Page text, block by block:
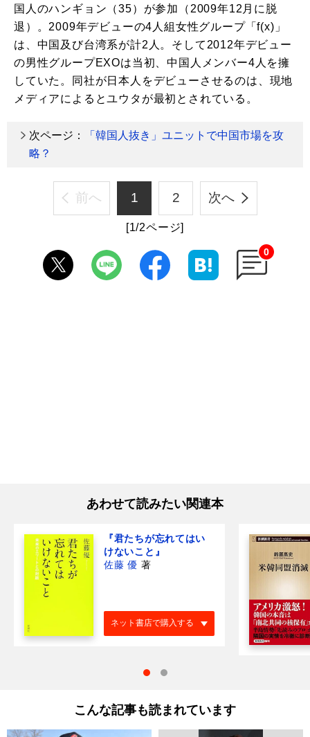
国人のハンギョン（35）が参加（2009年12月に脱
退）。2009年デビューの4人組女性グループ「f(x)」
は、中国及び台湾系が計2人。そして2012年デビュー
の男性グループEXOは当初、中国人メンバー4人を擁
していた。同社が日本人をデビューさせるのは、現地
メディアによるとユウタが最初とされている。
次ページ：
「韓国人抜き」ユニットで中国市場を攻
略？
前へ 1 2 次へ
[1/2ページ]
0
あわせて読みたい関連本
『君たちが忘れてはい
けないこと』
佐藤 優 著
ネット書店で購入する
こんな記事も読まれています